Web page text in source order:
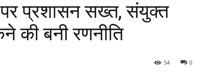
प्रशासन सख्त, संयुक्त
बनी रणनीति
0
54